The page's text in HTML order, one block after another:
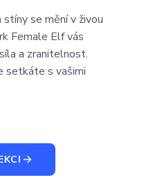
se mění v živou
Female Elf vás
a zranitelnost.
setkáte s vašimi